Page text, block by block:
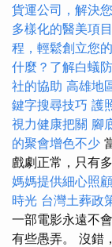
貨運公司，解決
多樣化的醫美項
程，輕鬆創立您
什麼？了解白蟻
社的協助 高雄地
鍵字搜尋技巧 護
視力健康把關 腳
的聚會增色不少
戲劇正常，只有
媽媽提供細心照顧
時光 台灣土葬政
一部電影永遠不
有些愚弄。 沒錯